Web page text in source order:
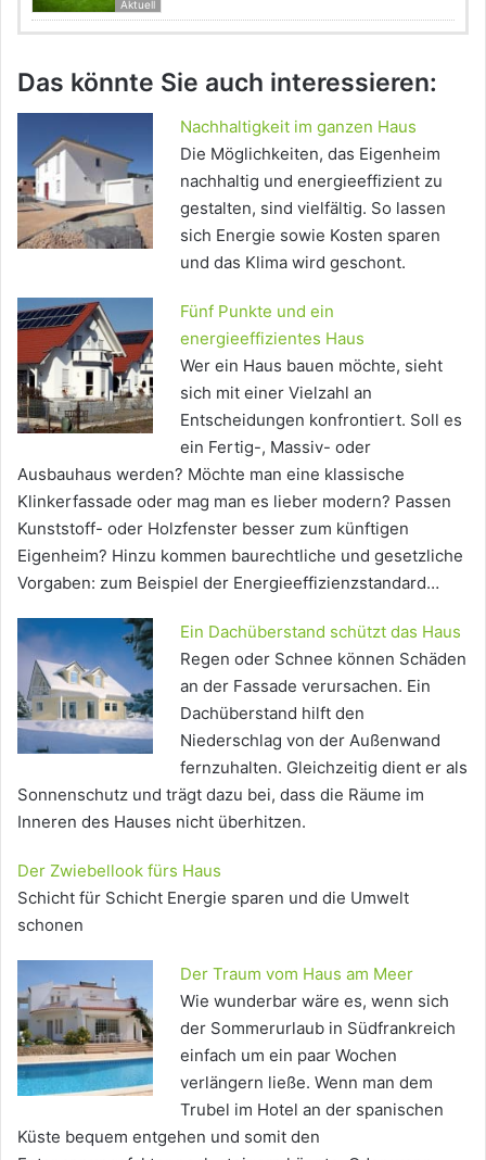
Aktuell
Das könnte Sie auch interessieren:
Nachhaltigkeit im ganzen Haus
Die Möglichkeiten, das Eigenheim
nachhaltig und energieeffizient zu
gestalten, sind vielfältig. So lassen
sich Energie sowie Kosten sparen
und das Klima wird geschont.
Fünf Punkte und ein
energieeffizientes Haus
Wer ein Haus bauen möchte, sieht
sich mit einer Vielzahl an
Entscheidungen konfrontiert. Soll es
ein Fertig-, Massiv- oder
Ausbauhaus werden? Möchte man eine klassische
Klinkerfassade oder mag man es lieber modern? Passen
Kunststoff- oder Holzfenster besser zum künftigen
Eigenheim? Hinzu kommen baurechtliche und gesetzliche
Vorgaben: zum Beispiel der Energieeffizienzstandard…
Ein Dachüberstand schützt das Haus
Regen oder Schnee können Schäden
an der Fassade verursachen. Ein
Dachüberstand hilft den
Niederschlag von der Außenwand
fernzuhalten. Gleichzeitig dient er als
Sonnenschutz und trägt dazu bei, dass die Räume im
Inneren des Hauses nicht überhitzen.
Der Zwiebellook fürs Haus
Schicht für Schicht Energie sparen und die Umwelt
schonen
Der Traum vom Haus am Meer
Wie wunderbar wäre es, wenn sich
der Sommerurlaub in Südfrankreich
einfach um ein paar Wochen
verlängern ließe. Wenn man dem
Trubel im Hotel an der spanischen
Küste bequem entgehen und somit den